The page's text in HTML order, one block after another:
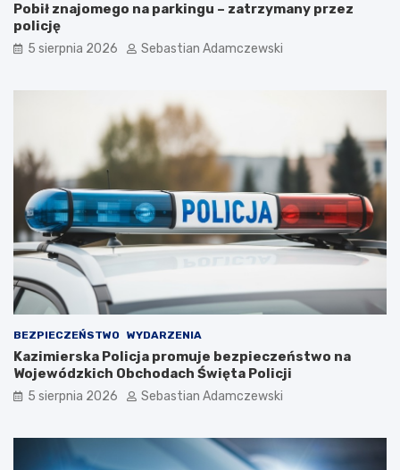
Pobił znajomego na parkingu – zatrzymany przez
policję
5 sierpnia 2026 Sebastian Adamczewski
BEZPIECZEŃSTWO WYDARZENIA
Kazimierska Policja promuje bezpieczeństwo na
Wojewódzkich Obchodach Święta Policji
5 sierpnia 2026 Sebastian Adamczewski